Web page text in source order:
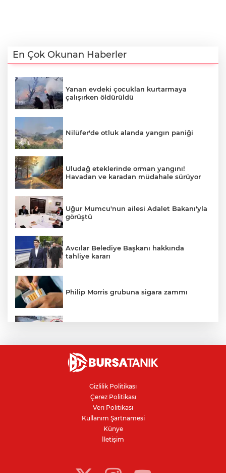
En Çok Okunan Haberler
Yanan evdeki çocukları kurtarmaya
çalışırken öldürüldü
Nilüfer'de otluk alanda yangın paniği
Uludağ eteklerinde orman yangını!
Havadan ve karadan müdahale sürüyor
Uğur Mumcu'nun ailesi Adalet Bakanı'yla
görüştü
Avcılar Belediye Başkanı hakkında
tahliye kararı
Philip Morris grubuna sigara zammı
Nilüfer'de kaldırım işgallerine zabıta
Bursa'da 100 dönümde hayvansal
gübreyle nektarin ve armut üretiyor
Gizlilik Politikası
Çerez Politikası
Veri Politikası
Kullanım Şartnamesi
Künye
İletişim